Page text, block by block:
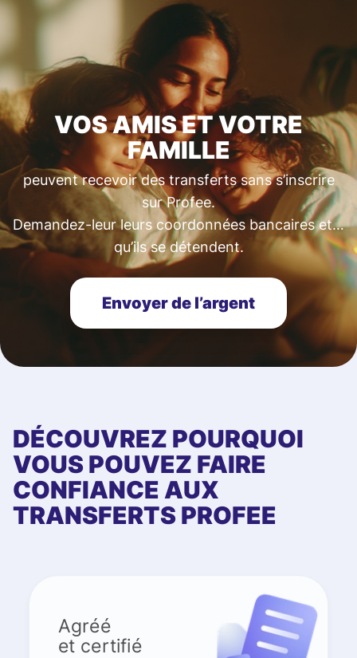
VOS AMIS ET VOTRE
FAMILLE
peuvent recevoir des transferts sans s’inscrire
sur Profee.
Demandez-leur leurs coordonnées bancaires et…
qu’ils se détendent.
Envoyer de l’argent
DÉCOUVREZ POURQUOI
VOUS POUVEZ FAIRE
CONFIANCE AUX
TRANSFERTS PROFEE
Agréé
et certifié